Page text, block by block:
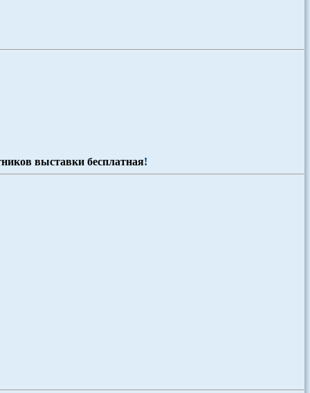
выставки бесплатная!